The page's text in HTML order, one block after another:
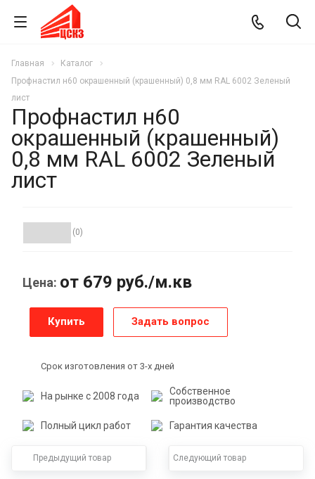
Главная
Каталог
Профнастил н60 окрашенный (крашенный) 0,8 мм RAL 6002 Зеленый
лист
Профнастил н60
окрашенный (крашенный)
0,8 мм RAL 6002 Зеленый
лист
(0)
Цена: от 679 руб./м.кв
Купить Задать вопрос
Срок изготовления от 3-х дней
На рынке с 2008 года
Собственное
производство
Полный цикл работ Гарантия качества
Предыдущий товар Следующий товар